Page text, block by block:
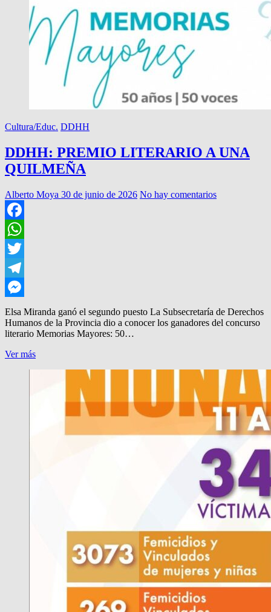
Cultura/Educ. DDHH
DDHH: PREMIO LITERARIO A UNA
QUILMEÑA
Alberto Moya 30 de junio de 2026 No hay comentarios
Facebook
WhatsApp
Twitter
Telegram
Messenger
Elsa Miranda ganó el segundo puesto La Subsecretaría de Derechos
Humanos de la Provincia dio a conocer los ganadores del concurso
literario Memorias Mayores: 50…
Ver másDDHH:
LITERARIO
QUILMEÑA